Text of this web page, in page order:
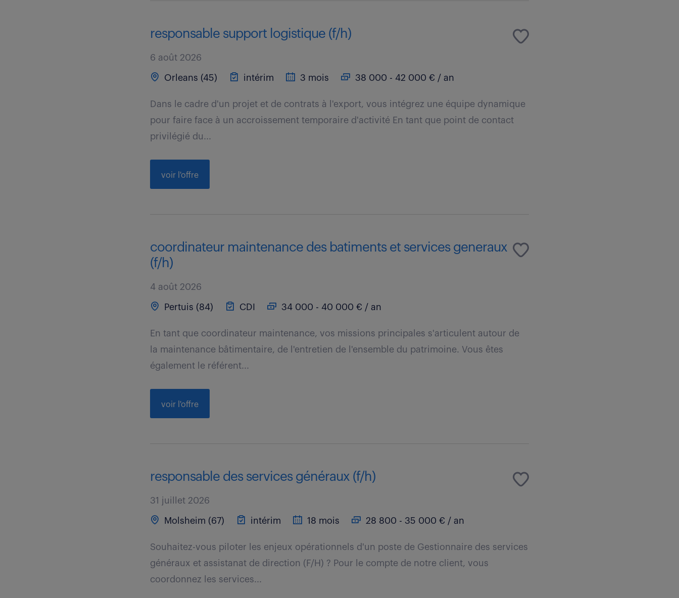
responsable support logistique (f/h)
6 août 2026
Orleans (45) intérim 3 mois 38 000 - 42 000 € / an
Dans le cadre d'un projet et de contrats à l'export, vous intégrez une équipe dynamique
pour faire face à un accroissement temporaire d'activité En tant que point de contact
privilégié du...
voir l'offre
coordinateur maintenance des batiments et services generaux
(f/h)
4 août 2026
Pertuis (84) CDI 34 000 - 40 000 € / an
En tant que coordinateur maintenance, vos missions principales s'articulent autour de
la maintenance bâtimentaire, de l'entretien de l'ensemble du patrimoine. Vous êtes
également le référent...
voir l'offre
responsable des services généraux (f/h)
31 juillet 2026
Molsheim (67) intérim 18 mois 28 800 - 35 000 € / an
Souhaitez-vous piloter les enjeux opérationnels d'un poste de Gestionnaire des services
généraux et assistanat de direction (F/H) ? Pour le compte de notre client, vous
coordonnez les services...